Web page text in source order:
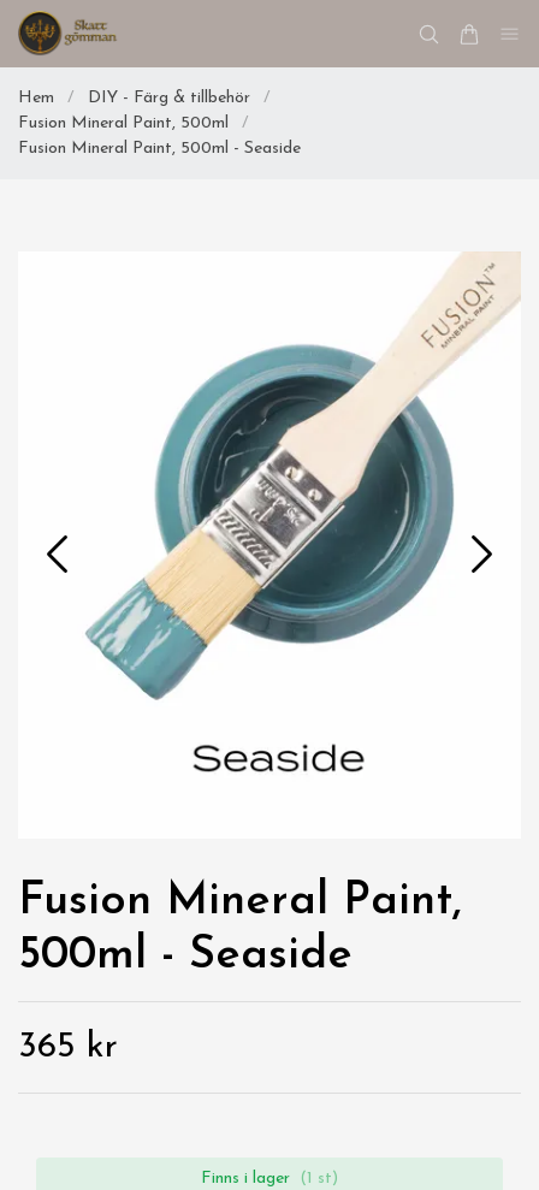
Hem / DIY - Färg & tillbehör
/
Fusion Mineral Paint, 500ml
/
Fusion Mineral Paint, 500ml - Seaside
Fusion Mineral Paint,
500ml - Seaside
365 kr
Finns i lager (1 st)